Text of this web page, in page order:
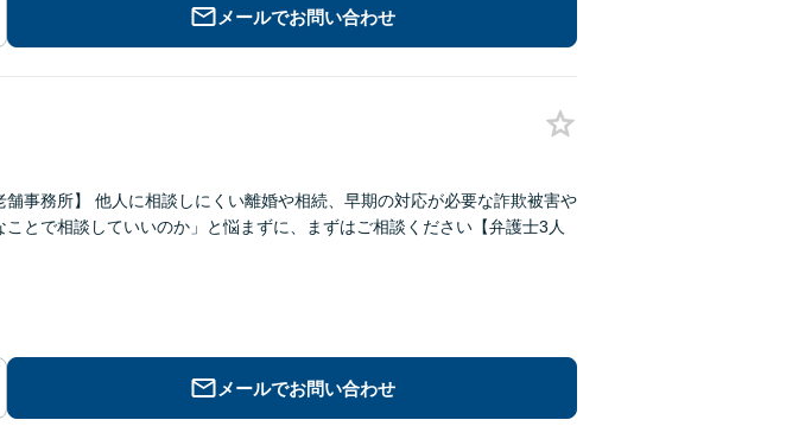
メールでお問い合わせ
舗事務所】 他人に相談しにくい離婚や相続、早期の対応が必要な詐欺被害や
とで相談していいのか」と悩まずに、まずはご相談ください【弁護士3人
メールでお問い合わせ